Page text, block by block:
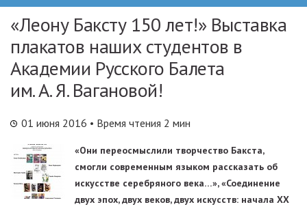
«Леону Баксту 150 лет!» Выставка
плакатов наших студентов в
Академии Русского Балета
им. А. Я. Вагановой!
01 июня 2016 • Время чтения 2 мин
«Они переосмыслили творчество Бакста,
смогли современным языком рассказать об
искусстве серебряного века…», «Соединение
двух эпох, двух веков, двух искусств: начала ХХ